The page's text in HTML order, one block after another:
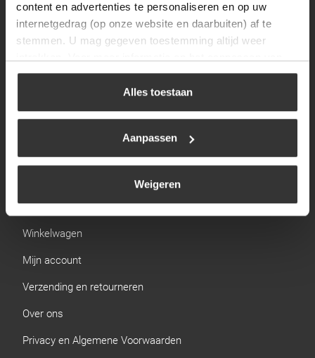
content en advertenties te personaliseren en op uw
internetgedrag (op onze website en daarbuiten) af te
stemmen. U mag gegeven toestemming altijd weer
uw keuze op onze website verwijzen wij u naar ons
Alles toestaan
Aanpassen
Weigeren
Navigatie
BBQ
Brandstoffen
Verwarming
Links
Winkelwagen
Mijn account
Verzending en retourneren
Over ons
Privacy en Algemene Voorwaarden